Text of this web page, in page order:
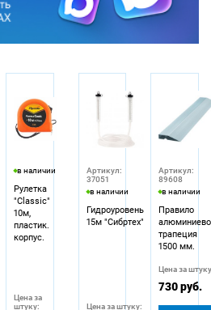
в наличии
Рулетка
"Classic"
10м,
пластик.
корпус.
Цена за
штуку:
Артикул:
37051
в наличии
Гидроуровень
15м "Сибртех"
Цена за штуку:
Артикул:
89608
в наличии
Правило
трапеция
1500 мм.
Цена за
730 руб.